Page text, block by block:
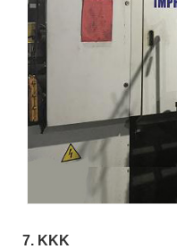
7. KKK